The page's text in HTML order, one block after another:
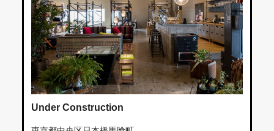
Under Construction